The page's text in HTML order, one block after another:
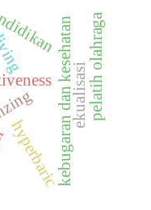
kebugaran dan kesehatan
hyperbaric
ekualisasipelatih olahraga